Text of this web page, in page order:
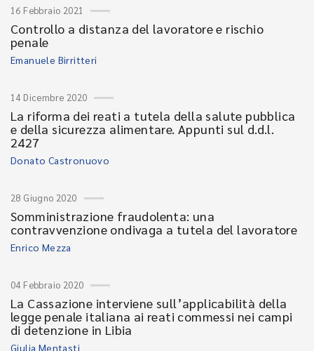
16 Febbraio 2021
Controllo a distanza del lavoratore e rischio
penale
Emanuele Birritteri
14 Dicembre 2020
La riforma dei reati a tutela della salute pubblica
e della sicurezza alimentare. Appunti sul d.d.l.
2427
Donato Castronuovo
28 Giugno 2020
Somministrazione fraudolenta: una
contravvenzione ondivaga a tutela del lavoratore
Enrico Mezza
04 Febbraio 2020
La Cassazione interviene sull’applicabilità della
legge penale italiana ai reati commessi nei campi
di detenzione in Libia
Giulia Mentasti